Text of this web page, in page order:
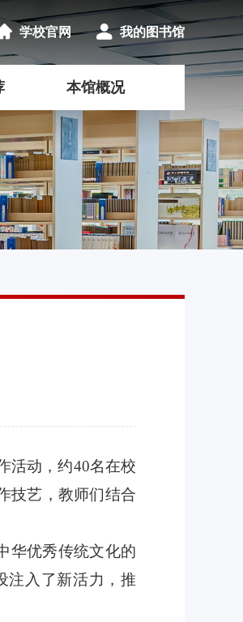
学校官网 我的图书馆
本馆概况
活动，约40名在校
技艺，教师们结合
华优秀传统文化的
注入了新活力，推